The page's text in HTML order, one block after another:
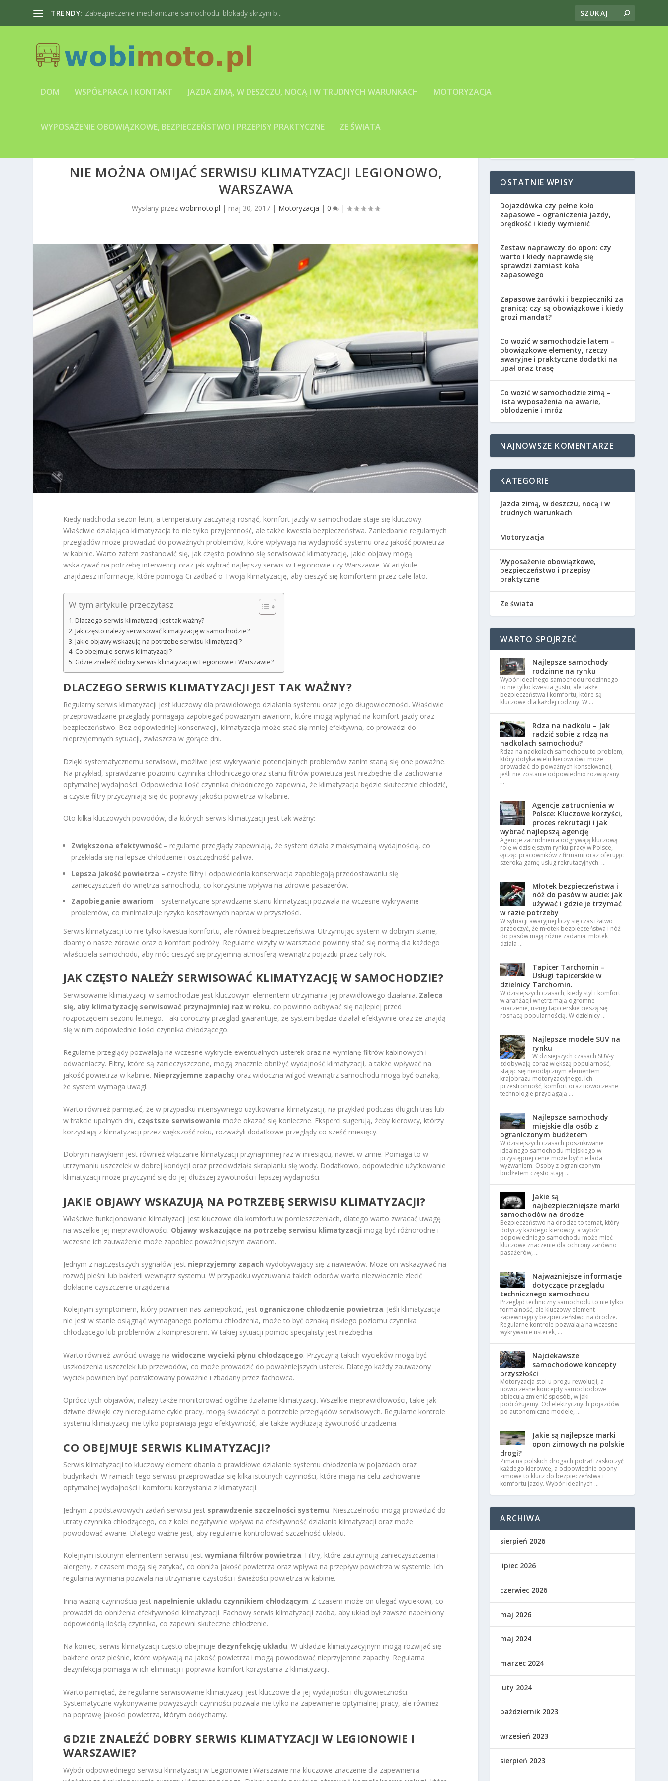
TRENDY: Zabezpieczenie mechaniczne samochodu: blokady skrzyni b...
DOM WSPÓŁPRACA I KONTAKT JAZDA ZIMĄ, W DESZCZU, NOCĄ I W TRUDNYCH WARUNKACH MOTORYZACJA
WYPOSAŻENIE OBOWIĄZKOWE, BEZPIECZEŃSTWO I PRZEPISY PRAKTYCZNE ZE ŚWIATA
NIE MOŻNA OMIJAĆ SERWISU KLIMATYZACJI LEGIONOWO,
WARSZAWA
Wysłany przezwobimoto.pl | maj 30, 2017 | Motoryzacja |0 |
Kiedy nadchodzi sezon letni, a temperatury zaczynają rosnąć, komfort jazdy w samochodzie staje się kluczowy.
Właściwie działająca klimatyzacja to nie tylko przyjemność, ale także kwestia bezpieczeństwa. Zaniedbanie regularnych
przeglądów może prowadzić do poważnych problemów, które wpływają na wydajność systemu oraz jakość powietrza
w kabinie. Warto zatem zastanowić się, jak często powinno się serwisować klimatyzację, jakie objawy mogą
wskazywać na potrzebę interwencji oraz jak wybrać najlepszy serwis w Legionowie czy Warszawie. W artykule
znajdziesz informacje, które pomogą Ci zadbać o Twoją klimatyzację, aby cieszyć się komfortem przez całe lato.
W tym artykule przeczytasz
Dlaczego serwis klimatyzacji jest tak ważny?
Jak często należy serwisować klimatyzację w samochodzie?
Jakie objawy wskazują na potrzebę serwisu klimatyzacji?
Co obejmuje serwis klimatyzacji?
Gdzie znaleźć dobry serwis klimatyzacji w Legionowie i Warszawie?
DLACZEGO SERWIS KLIMATYZACJI JEST TAK WAŻNY?
Regularny serwis klimatyzacji jest kluczowy dla prawidłowego działania systemu oraz jego długowieczności. Właściwie
przeprowadzane przeglądy pomagają zapobiegać poważnym awariom, które mogą wpłynąć na komfort jazdy oraz
bezpieczeństwo. Bez odpowiedniej konserwacji, klimatyzacja może stać się mniej efektywna, co prowadzi do
nieprzyjemnych sytuacji, zwłaszcza w gorące dni.
Dzięki systematycznemu serwisowi, możliwe jest wykrywanie potencjalnych problemów zanim staną się one poważne.
Na przykład, sprawdzanie poziomu czynnika chłodniczego oraz stanu filtrów powietrza jest niezbędne dla zachowania
optymalnej wydajności. Odpowiednia ilość czynnika chłodniczego zapewnia, że klimatyzacja będzie skutecznie chłodzić,
a czyste filtry przyczyniają się do poprawy jakości powietrza w kabinie.
Oto kilka kluczowych powodów, dla których serwis klimatyzacji jest tak ważny:
Zwiększona efektywność – regularne przeglądy zapewniają, że system działa z maksymalną wydajnością, co
przekłada się na lepsze chłodzenie i oszczędność paliwa.
Lepsza jakość powietrza – czyste filtry i odpowiednia konserwacja zapobiegają przedostawaniu się
zanieczyszczeń do wnętrza samochodu, co korzystnie wpływa na zdrowie pasażerów.
Zapobieganie awariom – systematyczne sprawdzanie stanu klimatyzacji pozwala na wczesne wykrywanie
problemów, co minimalizuje ryzyko kosztownych napraw w przyszłości.
Serwis klimatyzacji to nie tylko kwestia komfortu, ale również bezpieczeństwa. Utrzymując system w dobrym stanie,
dbamy o nasze zdrowie oraz o komfort podróży. Regularne wizyty w warsztacie powinny stać się normą dla każdego
właściciela samochodu, aby móc cieszyć się przyjemną atmosferą wewnątrz pojazdu przez cały rok.
JAK CZĘSTO NALEŻY SERWISOWAĆ KLIMATYZACJĘ W SAMOCHODZIE?
Serwisowanie klimatyzacji w samochodzie jest kluczowym elementem utrzymania jej prawidłowego działania. Zaleca
się, aby klimatyzację serwisować przynajmniej raz w roku, co powinno odbywać się najlepiej przed
rozpoczęciem sezonu letniego. Taki coroczny przegląd gwarantuje, że system będzie działał efektywnie oraz że znajdą
się w nim odpowiednie ilości czynnika chłodzącego.
Regularne przeglądy pozwalają na wczesne wykrycie ewentualnych usterek oraz na wymianę filtrów kabinowych i
odwadniaczy. Filtry, które są zanieczyszczone, mogą znacznie obniżyć wydajność klimatyzacji, a także wpływać na
jakość powietrza w kabinie. Nieprzyjemne zapachy oraz widoczna wilgoć wewnątrz samochodu mogą być oznaką,
że system wymaga uwagi.
Warto również pamiętać, że w przypadku intensywnego użytkowania klimatyzacji, na przykład podczas długich tras lub
w trakcie upalnych dni, częstsze serwisowanie może okazać się konieczne. Eksperci sugerują, żeby kierowcy, którzy
korzystają z klimatyzacji przez większość roku, rozważyli dodatkowe przeglądy co sześć miesięcy.
Dobrym nawykiem jest również włączanie klimatyzacji przynajmniej raz w miesiącu, nawet w zimie. Pomaga to w
utrzymaniu uszczelek w dobrej kondycji oraz przeciwdziała skraplaniu się wody. Dodatkowo, odpowiednie użytkowanie
klimatyzacji może przyczynić się do jej dłuższej żywotności i lepszej wydajności.
JAKIE OBJAWY WSKAZUJĄ NA POTRZEBĘ SERWISU KLIMATYZACJI?
Właściwe funkcjonowanie klimatyzacji jest kluczowe dla komfortu w pomieszczeniach, dlatego warto zwracać uwagę
na wszelkie jej nieprawidłowości. Objawy wskazujące na potrzebę serwisu klimatyzacji mogą być różnorodne i
wczesne ich zauważenie może zapobiec poważniejszym awariom.
Jednym z najczęstszych sygnałów jest nieprzyjemny zapach wydobywający się z nawiewów. Może on wskazywać na
rozwój pleśni lub bakterii wewnątrz systemu. W przypadku wyczuwania takich odorów warto niezwłocznie zlecić
dokładne czyszczenie urządzenia.
Kolejnym symptomem, który powinien nas zaniepokoić, jest ograniczone chłodzenie powietrza. Jeśli klimatyzacja
nie jest w stanie osiągnąć wymaganego poziomu chłodzenia, może to być oznaką niskiego poziomu czynnika
chłodzącego lub problemów z kompresorem. W takiej sytuacji pomoc specjalisty jest niezbędna.
Warto również zwrócić uwagę nawidoczne wycieki płynu chłodzącego. Przyczyną takich wycieków mogą być
uszkodzenia uszczelek lub przewodów, co może prowadzić do poważniejszych usterek. Dlatego każdy zauważony
wyciek powinien być potraktowany poważnie i zbadany przez fachowca.
Oprócz tych objawów, należy także monitorować ogólne działanie klimatyzacji. Wszelkie nieprawidłowości, takie jak
dziwne dźwięki czy nieregularne cykle pracy, mogą świadczyć o potrzebie przeglądów serwisowych. Regularne kontrole
systemu klimatyzacji nie tylko poprawiają jego efektywność, ale także wydłużają żywotność urządzenia.
CO OBEJMUJE SERWIS KLIMATYZACJI?
Serwis klimatyzacji to kluczowy element dbania o prawidłowe działanie systemu chłodzenia w pojazdach oraz
budynkach. W ramach tego serwisu przeprowadza się kilka istotnych czynności, które mają na celu zachowanie
optymalnej wydajności i komfortu korzystania z klimatyzacji.
Jednym z podstawowych zadań serwisu jest sprawdzenie szczelności systemu. Nieszczelności mogą prowadzić do
utraty czynnika chłodzącego, co z kolei negatywnie wpływa na efektywność działania klimatyzacji oraz może
powodować awarie. Dlatego ważne jest, aby regularnie kontrolować szczelność układu.
Kolejnym istotnym elementem serwisu jestwymiana filtrów powietrza. Filtry, które zatrzymują zanieczyszczenia i
alergeny, z czasem mogą się zatykać, co obniża jakość powietrza oraz wpływa na przepływ powietrza w systemie. Ich
regularna wymiana pozwala na utrzymanie czystości i świeżości powietrza w kabinie.
Inną ważną czynnością jest napełnienie układu czynnikiem chłodzącym. Z czasem może on ulegać wyciekowi, co
prowadzi do obniżenia efektywności klimatyzacji. Fachowy serwis klimatyzacji zadba, aby układ był zawsze napełniony
odpowiednią ilością czynnika, co zapewni skuteczne chłodzenie.
Na koniec, serwis klimatyzacji często obejmuje dezynfekcję układu. W układzie klimatyzacyjnym mogą rozwijać się
bakterie oraz pleśnie, które wpływają na jakość powietrza i mogą powodować nieprzyjemne zapachy. Regularna
dezynfekcja pomaga w ich eliminacji i poprawia komfort korzystania z klimatyzacji.
Warto pamiętać, że regularne serwisowanie klimatyzacji jest kluczowe dla jej wydajności i długowieczności.
Systematyczne wykonywanie powyższych czynności pozwala nie tylko na zapewnienie optymalnej pracy, ale również
na poprawę jakości powietrza, którym oddychamy.
GDZIE ZNALEŹĆ DOBRY SERWIS KLIMATYZACJI W LEGIONOWIE I
WARSZAWIE?
Wybór odpowiedniego serwisu klimatyzacji w Legionowie i Warszawie ma kluczowe znaczenie dla zapewnienia
OSTATNIE WPISY
Dojazdówka czy pełne koło
zapasowe – ograniczenia jazdy,
prędkość i kiedy wymienić
Zestaw naprawczy do opon: czy
warto i kiedy naprawdę się
sprawdzi zamiast koła
zapasowego
Zapasowe żarówki i bezpieczniki za
granicą: czy są obowiązkowe i kiedy
grozi mandat?
Co wozić w samochodzie latem –
obowiązkowe elementy, rzeczy
awaryjne i praktyczne dodatki na
upał oraz trasę
Co wozić w samochodzie zimą –
lista wyposażenia na awarie,
oblodzenie i mróz
NAJNOWSZE KOMENTARZE
KATEGORIE
Jazda zimą, w deszczu, nocą i w
trudnych warunkach
Motoryzacja
Wyposażenie obowiązkowe,
bezpieczeństwo i przepisy
praktyczne
Ze świata
WARTO SPOJRZEĆ
Najlepsze samochody
rodzinne na rynku
Wybór idealnego samochodu rodzinnego
to nie tylko kwestia gustu, ale także
bezpieczeństwa i komfortu, które są
kluczowe dla każdej rodziny. W …
Rdza na nadkolu – Jak
radzić sobie z rdzą na
nadkolach samochodu?
Rdza na nadkolach samochodu to problem,
który dotyka wielu kierowców i może
prowadzić do poważnych konsekwencji,
jeśli nie zostanie odpowiednio rozwiązany.
…
Agencje zatrudnienia w
Polsce: Kluczowe korzyści,
proces rekrutacji i jak
wybrać najlepszą agencję
Agencje zatrudnienia odgrywają kluczową
rolę w dzisiejszym rynku pracy w Polsce,
łącząc pracowników z firmami oraz oferując
szeroką gamę usług rekrutacyjnych. …
Młotek bezpieczeństwa i
nóż do pasów w aucie: jak
używać i gdzie je trzymać
w razie potrzeby
W sytuacji awaryjnej liczy się czas i łatwo
przeoczyć, że młotek bezpieczeństwa i nóż
do pasów mają różne zadania: młotek
działa …
Tapicer Tarchomin –
Usługi tapicerskie w
dzielnicy Tarchomin.
W dzisiejszych czasach, kiedy styl i komfort
w aranżacji wnętrz mają ogromne
znaczenie, usługi tapicerskie cieszą się
rosnącą popularnością. W dzielnicy …
Najlepsze modele SUV na
rynku
W dzisiejszych czasach SUV-y
zdobywają coraz większą popularność,
stając się nieodłącznym elementem
krajobrazu motoryzacyjnego. Ich
przestronność, komfort oraz nowoczesne
technologie przyciągają …
Najlepsze samochody
miejskie dla osób z
ograniczonym budżetem
W dzisiejszych czasach poszukiwanie
idealnego samochodu miejskiego w
przystępnej cenie może być nie lada
wyzwaniem. Osoby z ograniczonym
budżetem często stają …
Jakie są
najbezpieczniejsze marki
samochodów na drodze
Bezpieczeństwo na drodze to temat, który
dotyczy każdego kierowcy, a wybór
odpowiedniego samochodu może mieć
kluczowe znaczenie dla ochrony zarówno
pasażerów, …
Najważniejsze informacje
dotyczące przeglądu
technicznego samochodu
Przegląd techniczny samochodu to nie tylko
formalność, ale kluczowy element
zapewniający bezpieczeństwo na drodze.
Regularne kontrole pozwalają na wczesne
wykrywanie usterek, …
Najciekawsze
samochodowe koncepty
przyszłości
Motoryzacja stoi u progu rewolucji, a
nowoczesne koncepty samochodowe
obiecują zmienić sposób, w jaki
podróżujemy. Od elektrycznych pojazdów
po autonomiczne modele, …
Jakie są najlepsze marki
opon zimowych na polskie
drogi?
Zima na polskich drogach potrafi zaskoczyć
każdego kierowcę, a odpowiednie opony
zimowe to klucz do bezpieczeństwa i
komfortu jazdy. Wybór idealnych …
ARCHIWA
sierpień 2026
lipiec 2026
czerwiec 2026
maj 2026
maj 2024
marzec 2024
luty 2024
październik 2023
wrzesień 2023
sierpień 2023